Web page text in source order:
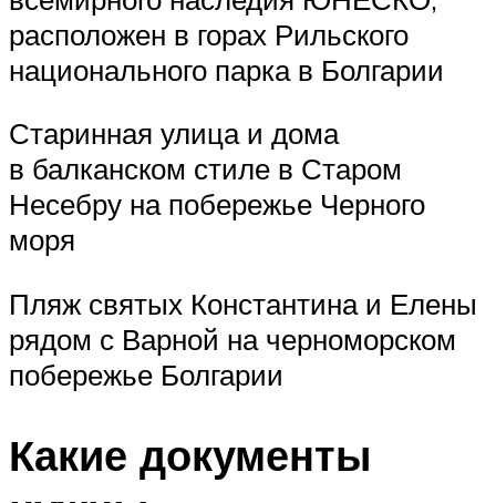
расположен в горах Рильского
национального парка в Болгарии
Старинная улица и дома
в балканском стиле в Старом
Несебру на побережье Черного
моря
Пляж святых Константина и Елены
рядом с Варной на черноморском
побережье Болгарии
Какие документы